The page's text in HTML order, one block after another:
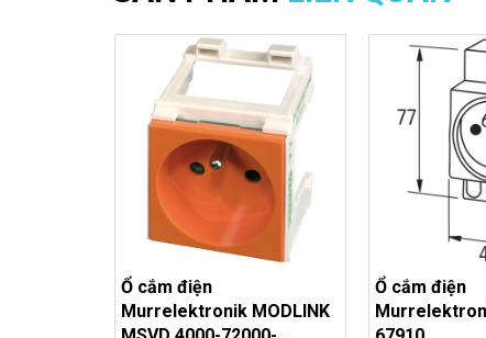
Ổ cắm điện
Murrelektronik MODLINK
Ổ cắm điện